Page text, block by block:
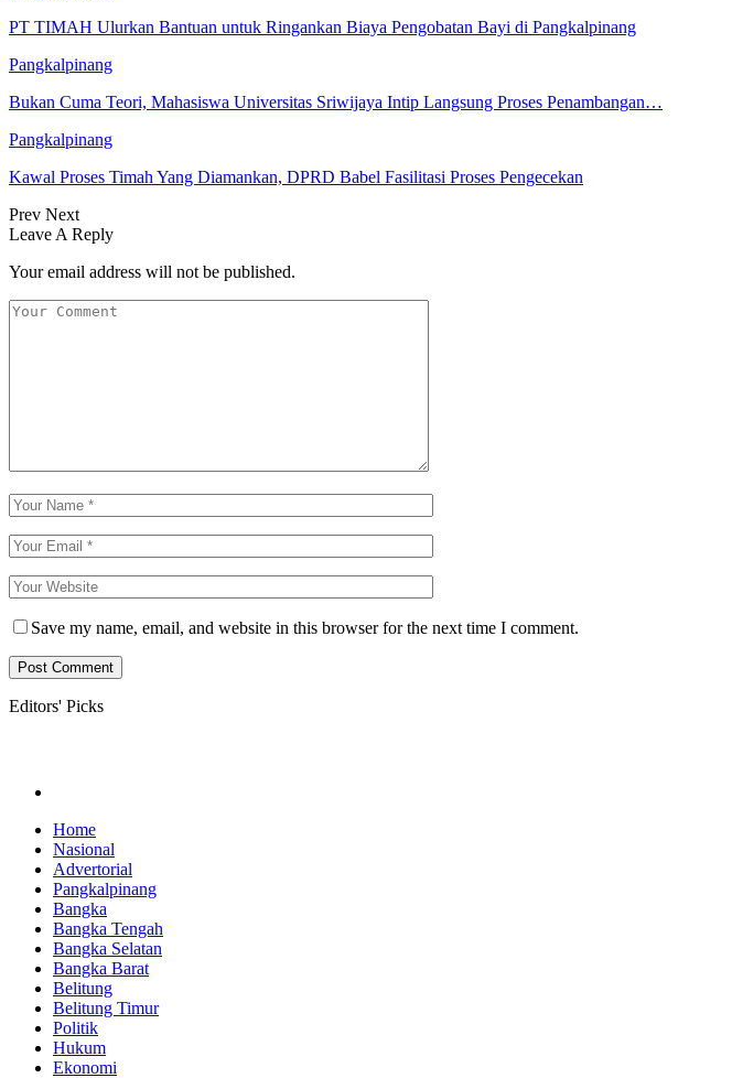
PT TIMAH Ulurkan Bantuan untuk Ringankan Biaya Pengobatan Bayi di Pangkalpinang
Pangkalpinang
Bukan Cuma Teori, Mahasiswa Universitas Sriwijaya Intip Langsung Proses Penambangan…
Pangkalpinang
Kawal Proses Timah Yang Diamankan, DPRD Babel Fasilitasi Proses Pengecekan
Prev Next
Leave A Reply
Your email address will not be published.
Save my name, email, and website in this browser for the next time I comment.
Editors' Picks
Home
Nasional
Advertorial
Pangkalpinang
Bangka
Bangka Tengah
Bangka Selatan
Bangka Barat
Belitung
Belitung Timur
Politik
Hukum
Ekonomi